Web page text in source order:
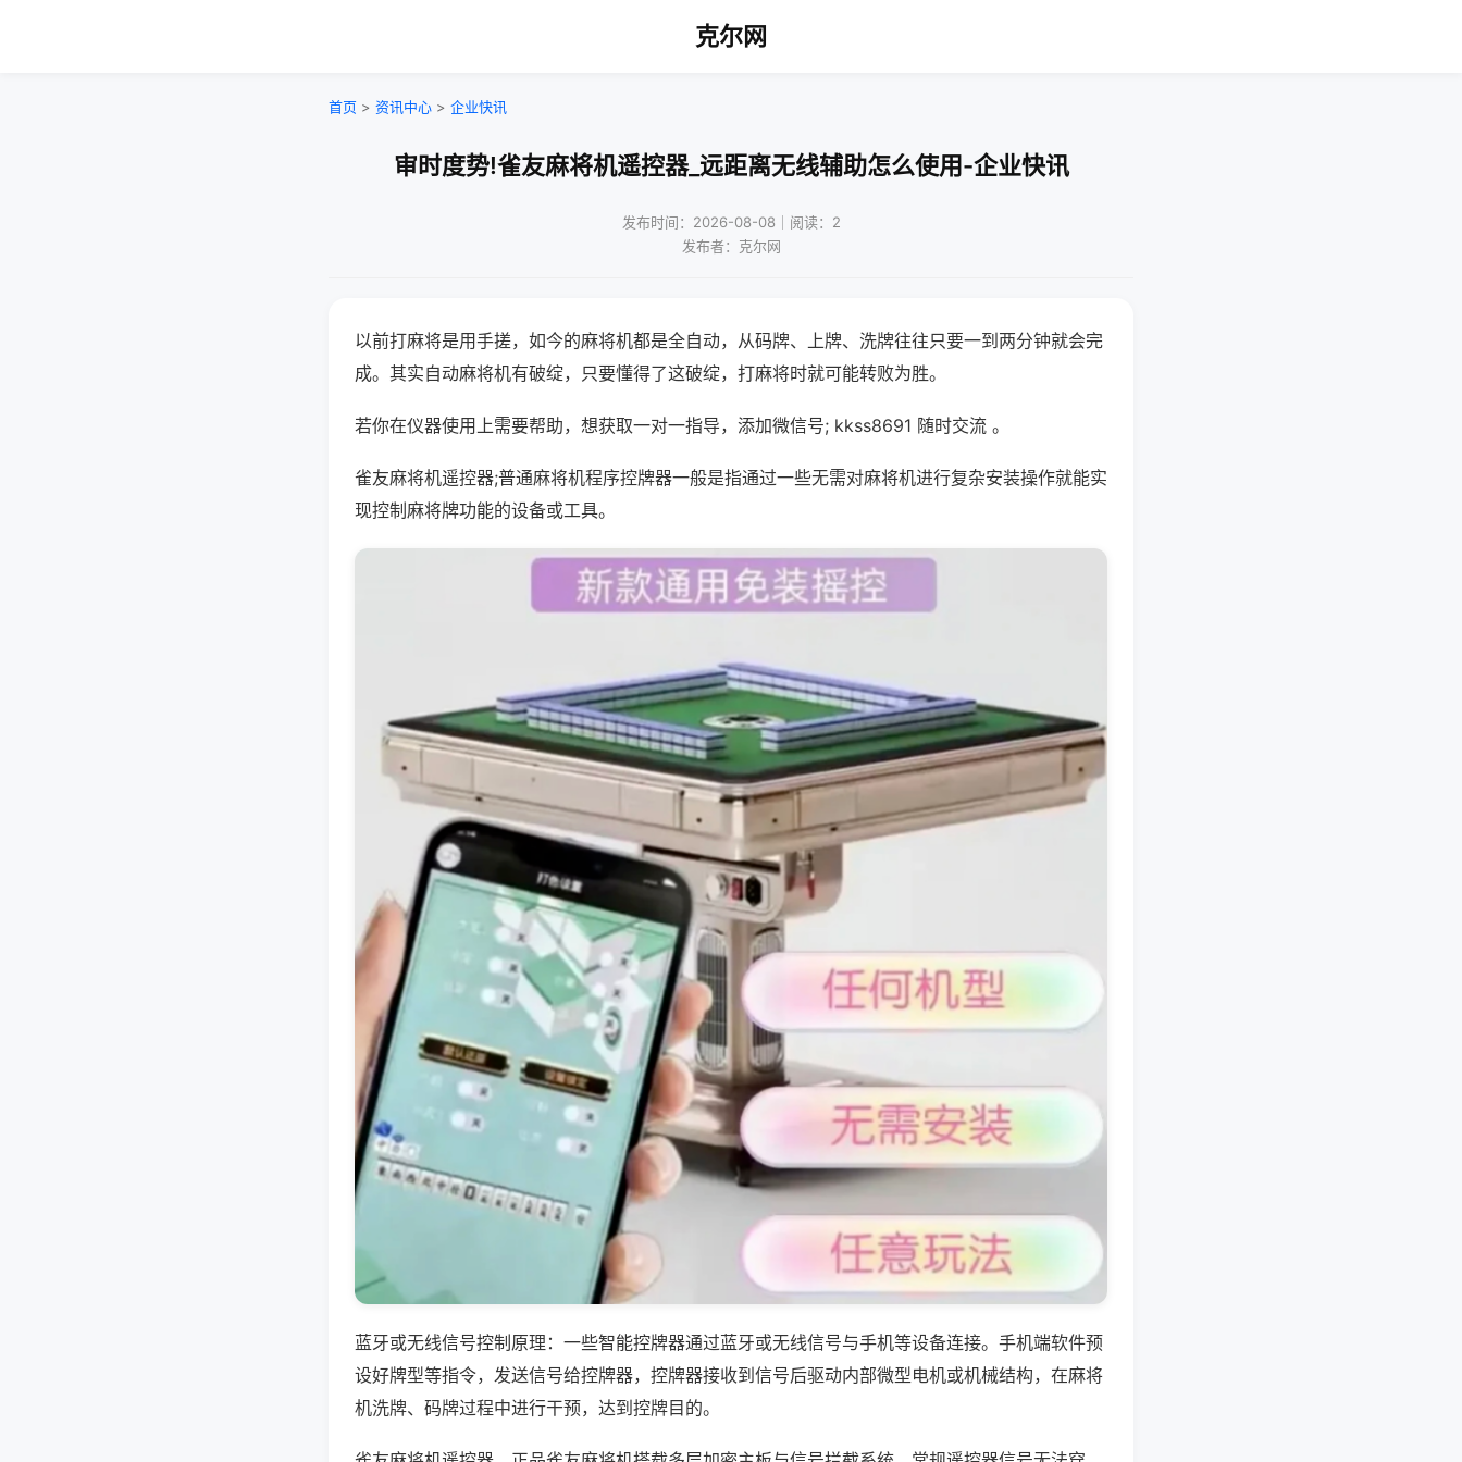
克尔网
首页 > 资讯中心 > 企业快讯
审时度势!雀友麻将机遥控器_远距离无线辅助怎么使用-企业快讯
发布时间：2026-08-08｜阅读：2
发布者：克尔网
以前打麻将是用手搓，如今的麻将机都是全自动，从码牌、上牌、洗牌往往只要一到两分钟就会完
成。其实自动麻将机有破绽，只要懂得了这破绽，打麻将时就可能转败为胜。
若你在仪器使用上需要帮助，想获取一对一指导，添加微信号; kkss8691 随时交流 。
雀友麻将机遥控器;普通麻将机程序控牌器一般是指通过一些无需对麻将机进行复杂安装操作就能实
现控制麻将牌功能的设备或工具。
蓝牙或无线信号控制原理：一些智能控牌器通过蓝牙或无线信号与手机等设备连接。手机端软件预
设好牌型等指令，发送信号给控牌器，控牌器接收到信号后驱动内部微型电机或机械结构，在麻将
机洗牌、码牌过程中进行干预，达到控牌目的。